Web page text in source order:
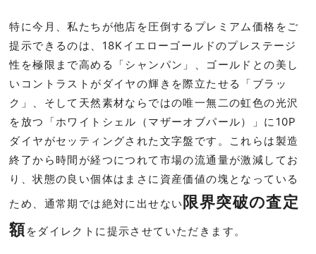
特に今月、私たちが他店を圧倒するプレミアム価格をご
提示できるのは、18Kイエローゴールドのプレステージ
性を極限まで高める「シャンパン」、ゴールドとの美し
いコントラストがダイヤの輝きを際立たせる「ブラッ
ク」、そして天然素材ならではの唯一無二の虹色の光沢
を放つ「ホワイトシェル（マザーオブパール）」に10P
ダイヤがセッティングされた文字盤です。これらは製造
終了から時間が経つにつれて市場の流通量が激減してお
り、状態の良い個体はまさに資産価値の塊となっている
ため、通常期では絶対に出せない 限界突破の査定
額をダイレクトに提示させていただきます。